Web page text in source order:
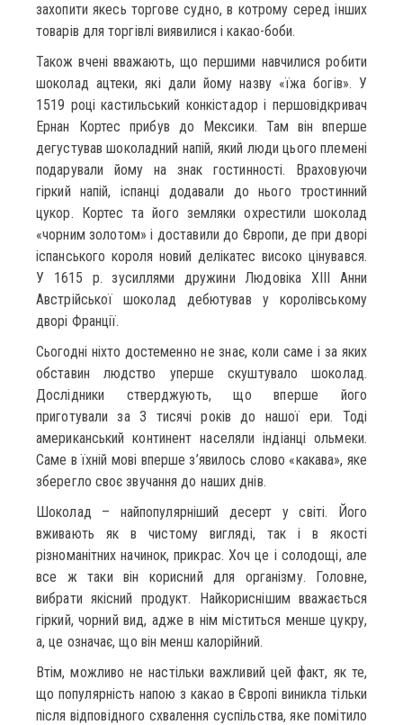
захопити якесь торгове судно, в котрому серед інших
товарів для торгівлі виявилися і какао-боби.
Також вчені вважають, що першими навчилися робити
шоколад ацтеки, які дали йому назву «їжа богів». У
1519 році кастильський конкістадор і першовідкривач
Ернан Кортес прибув до Мексики. Там він вперше
дегустував шоколадний напій, який люди цього племені
подарували йому на знак гостинності. Враховуючи
гіркий напій, іспанці додавали до нього тростинний
цукор. Кортес та його земляки охрестили шоколад
«чорним золотом» і доставили до Європи, де при дворі
іспанського короля новий делікатес високо цінувався.
У 1615 р. зусиллями дружини Людовіка XIII Анни
Австрійської шоколад дебютував у королівському
дворі Франції.
Сьогодні ніхто достеменно не знає, коли саме і за яких
обставин людство уперше скуштувало шоколад.
Дослідники стверджують, що вперше його
приготували за 3 тисячі років до нашої ери. Тоді
американський континент населяли індіанці ольмеки.
Саме в їхній мові вперше з’явилось слово «какава», яке
зберегло своє звучання до наших днів.
Шоколад – найпопулярніший десерт у світі. Його
вживають як в чистому вигляді, так і в якості
різноманітних начинок, прикрас. Хоч це і солодощі, але
все ж таки він корисний для організму. Головне,
вибрати якісний продукт. Найкориснішим вважається
гіркий, чорний вид, адже в нім міститься менше цукру,
а, це означає, що він менш калорійний.
Втім, можливо не настільки важливий цей факт, як те,
що популярність напою з какао в Європі виникла тільки
після відповідного схвалення суспільства, яке помітило